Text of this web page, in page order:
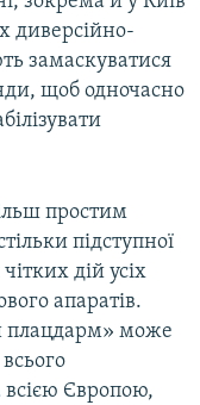
диверсійно-
замаскуватися
щоб одночасно
простим
підступної
дій усіх
апаратів.
плацдарм» може
всією Європою,